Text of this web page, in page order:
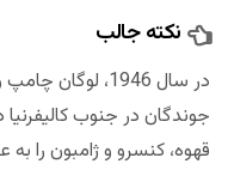
نکته جالب
در سال 1946،
جوندگان در جنوب
قهوه، کنسرو و ژامبون را